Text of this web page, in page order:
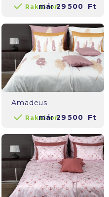
Raktáron
már29 500 Ft
Amadeus
Raktáron
már29 500 Ft